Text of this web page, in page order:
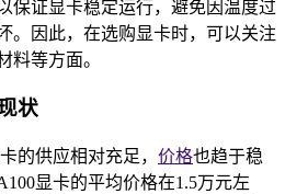
保证显卡稳定运行，避免因温度过
。因此，在选购显卡时，可以关注
料等方面。
状
的供应相对充足， 价格也趋于稳
显卡的平均价格在1.5万元左